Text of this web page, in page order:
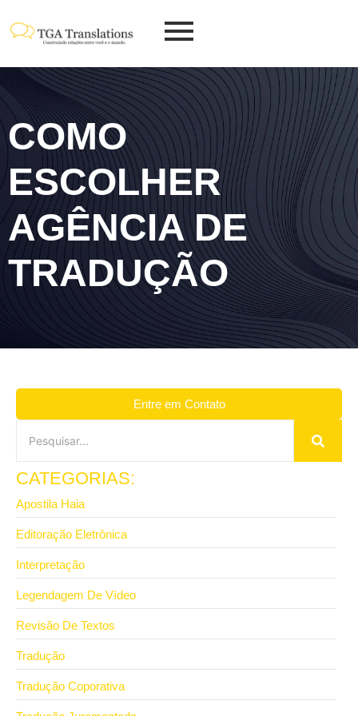
COMO
ESCOLHER
AGÊNCIA DE
TRADUÇÃO
Entre em Contato
CATEGORIAS:
Apostila Haia
Editoração Eletrônica
Interpretação
Legendagem De Vídeo
Revisão De Textos
Tradução
Tradução Coporativa